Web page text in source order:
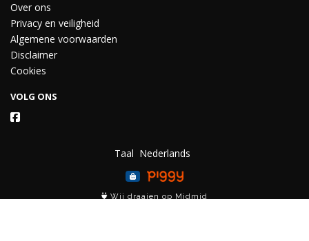
Over ons
Privacy en veiligheid
Algemene voorwaarden
Disclaimer
Cookies
VOLG ONS
Taal
Wij draaien op Midmid